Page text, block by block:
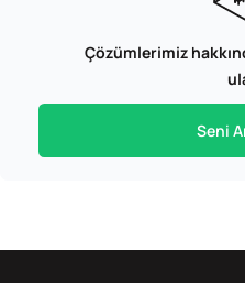
Çözümlerimiz
Seni